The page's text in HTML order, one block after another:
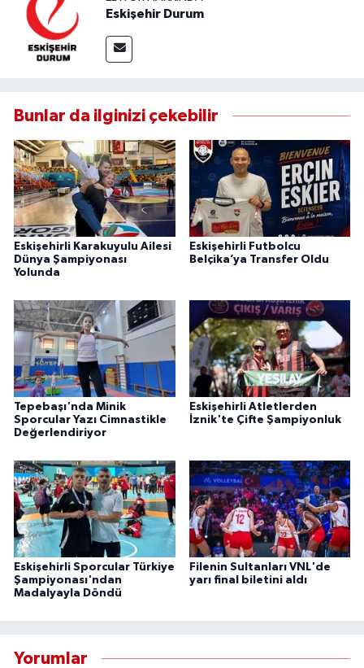
Eskişehir Durum
Bunlar da ilginizi çekebilir
Eskişehirli Karakuyulu Ailesi
Dünya Şampiyonası
Yolunda
Eskişehirli Futbolcu
Belçika’ya Transfer Oldu
Tepebaşı'nda Minik
Sporcular Yazı Cimnastikle
Değerlendiriyor
Eskişehirli Atletlerden
İznik'te Çifte Şampiyonluk
Eskişehirli Sporcular Türkiye
Şampiyonası'ndan
Madalyayla Döndü
Filenin Sultanları VNL'de
yarı final biletini aldı
Yorumlar